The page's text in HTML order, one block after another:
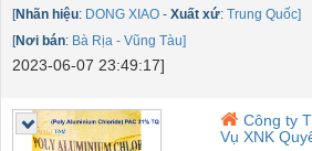
[Nhãn hiệu: DONG XIAO - Xuất xứ: Trung Quốc]
[Nơi bán: Bà Rịa - Vũng Tàu]
2023-06-07 23:49:17]
Công ty
Vụ XNK